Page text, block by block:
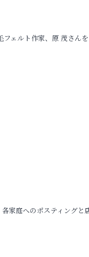
ェルト作家、原 茂さん
家庭へのポスティングと